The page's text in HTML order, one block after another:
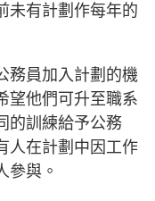
未有計劃作每年的
務員加入計劃的機
望他們可升至職系
的訓練給予公務
人在計劃中因工作
參與。